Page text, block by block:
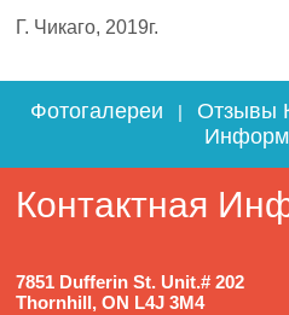
Г. Чикаго, 2019г.
Фотогалереи | Отзывы
Контактная
7851 Dufferin St. Unit.# 202
Thornhill, ON L4J 3M4